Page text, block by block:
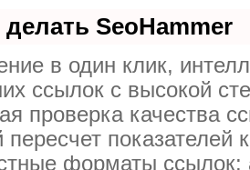
SeoHammer
в один клик,
ссылок с высокой
проверка качества
показателей
форматы ссылок: